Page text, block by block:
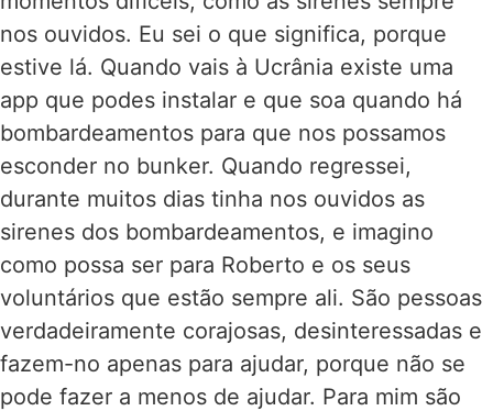
nos ouvidos. Eu sei o que significa, porque
estive lá. Quando vais à Ucrânia existe uma
app que podes instalar e que soa quando há
bombardeamentos para que nos possamos
esconder no bunker. Quando regressei,
durante muitos dias tinha nos ouvidos as
sirenes dos bombardeamentos, e imagino
como possa ser para Roberto e os seus
voluntários que estão sempre ali. São pessoas
verdadeiramente corajosas, desinteressadas e
fazem-no apenas para ajudar, porque não se
pode fazer a menos de ajudar. Para mim são